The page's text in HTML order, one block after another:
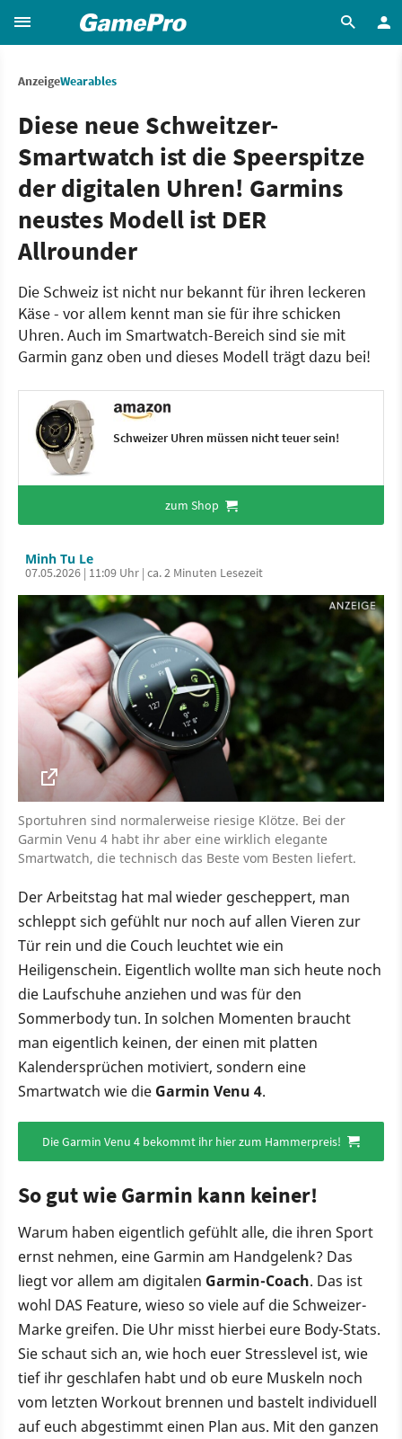
AnzeigeWearables
Diese neue Schweitzer-
Smartwatch ist die Speerspitze
der digitalen Uhren! Garmins
neustes Modell ist DER
Allrounder
Die Schweiz ist nicht nur bekannt für ihren leckeren
Käse - vor allem kennt man sie für ihre schicken
Uhren. Auch im Smartwatch-Bereich sind sie mit
Garmin ganz oben und dieses Modell trägt dazu bei!
Schweizer Uhren müssen nicht teuer sein!
zum Shop
Minh Tu Le
07.05.2026 | 11:09 Uhr | ca. 2 Minuten Lesezeit
Sportuhren sind normalerweise riesige Klötze. Bei der
Garmin Venu 4 habt ihr aber eine wirklich elegante
Smartwatch, die technisch das Beste vom Besten liefert.
Der Arbeitstag hat mal wieder gescheppert, man
schleppt sich gefühlt nur noch auf allen Vieren zur
Tür rein und die Couch leuchtet wie ein
Heiligenschein. Eigentlich wollte man sich heute noch
die Laufschuhe anziehen und was für den
Sommerbody tun. In solchen Momenten braucht
man eigentlich keinen, der einen mit platten
Kalendersprüchen motiviert, sondern eine
Smartwatch wie die Garmin Venu 4.
Die Garmin Venu 4 bekommt ihr hier zum Hammerpreis!
So gut wie Garmin kann keiner!
Warum haben eigentlich gefühlt alle, die ihren Sport
ernst nehmen, eine Garmin am Handgelenk? Das
liegt vor allem am digitalen Garmin-Coach. Das ist
wohl DAS Feature, wieso so viele auf die Schweizer-
Marke greifen. Die Uhr misst hierbei eure Body-Stats.
Sie schaut sich an, wie hoch euer Stresslevel ist, wie
tief ihr geschlafen habt und ob eure Muskeln noch
vom letzten Workout brennen und bastelt individuell
auf euch abgestimmt einen Plan aus. Mit den ganzen